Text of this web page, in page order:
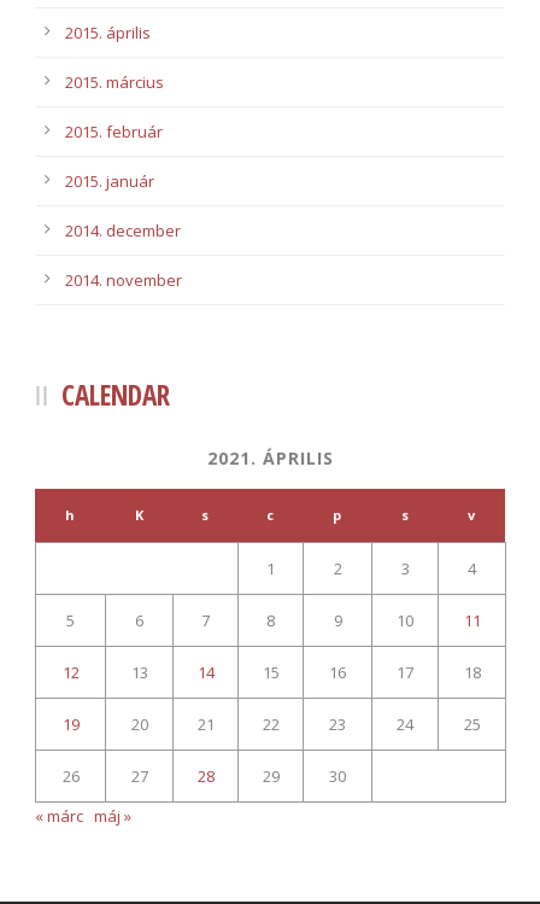
2015. április
2015. március
2015. február
2015. január
2014. december
2014. november
CALENDAR
2021. ÁPRILIS
h K s c p s v
1 2 3 4
5 6 7 8 9 10 11
12 13 14 15 16 17 18
19 20 21 22 23 24 25
26 27 28 29
30
« márc máj »